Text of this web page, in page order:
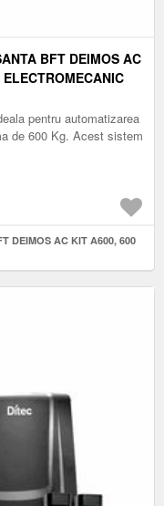
BFT DEIMOS AC
pentru automatizarea
de 600 Kg. Acest sistem
DEIMOS AC KIT A600, 600